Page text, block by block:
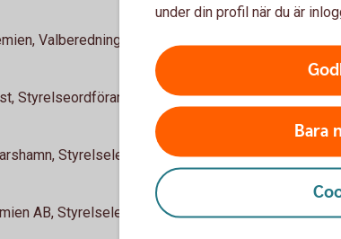
Valberedningen, Ledamot
Styrelseordförande
Styrelseledamot
AB, Styrelseledamot
under din profil när du är
Bara